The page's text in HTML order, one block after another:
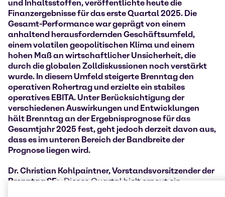
und Inhaltsstoffen, veröffentlichte heute die
Finanzergebnisse für das erste Quartal 2025. Die
Gesamt-Performance war geprägt von einem
anhaltend herausfordernden Geschäftsumfeld,
einem volatilen geopolitischen Klima und einem
hohen Maß an wirtschaftlicher Unsicherheit, die
durch die globalen Zolldiskussionen noch verstärkt
wurde. In diesem Umfeld steigerte Brenntag den
operativen Rohertrag und erzielte ein stabiles
operatives EBITA. Unter Berücksichtigung der
verschiedenen Auswirkungen und Entwicklungen
hält Brenntag an der Ergebnisprognose für das
Gesamtjahr 2025 fest, geht jedoch derzeit davon aus,
dass es im unteren Bereich der Bandbreite der
Prognose liegen wird.
Dr. Christian Kohlpaintner, Vorstandsvorsitzender der
Brenntag SE:„Dieses Quartal hielt erneut ein